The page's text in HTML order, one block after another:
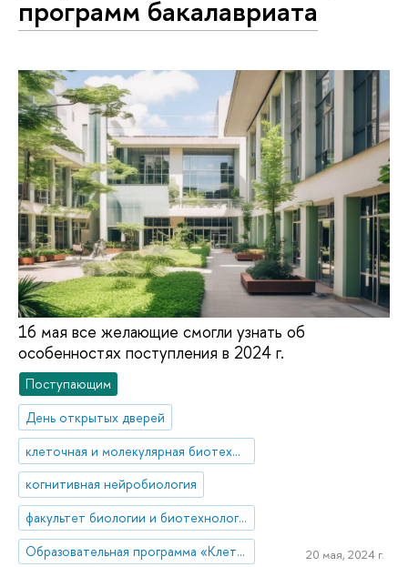
программ бакалавриата
16 мая все желающие смогли узнать об
особенностях поступления в 2024 г.
Поступающим
День открытых дверей
клеточная и молекулярная биотехнология
когнитивная нейробиология
факультет биологии и биотехнологии
Образовательная программа «Клеточная и молекулярная биотехнология»
20 мая, 2024 г.